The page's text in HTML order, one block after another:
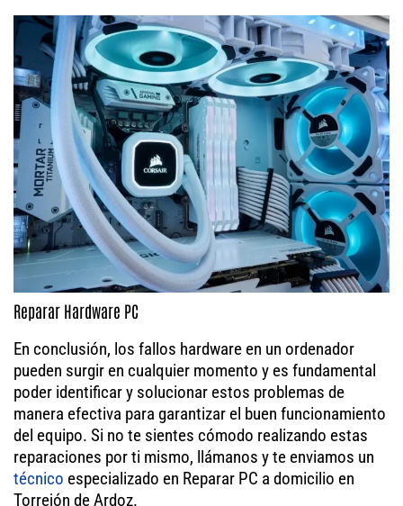
Reparar Hardware PC
En conclusión, los fallos hardware en un ordenador
pueden surgir en cualquier momento y es fundamental
poder identificar y solucionar estos problemas de
manera efectiva para garantizar el buen funcionamiento
del equipo. Si no te sientes cómodo realizando estas
reparaciones por ti mismo, llámanos y te enviamos un
técnico especializado en Reparar PC a domicilio en
Torrejón de Ardoz.